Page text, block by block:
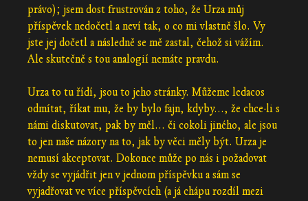
právo); jsem dost frustrován z toho, že Urza můj
příspěvek nedočetl a neví tak, o co mi vlastně šlo. Vy
jste jej dočetl a následně se mě zastal, čehož si vážím.
Ale skutečně s tou analogií nemáte pravdu.
Urza to tu řídí, jsou to jeho stránky. Můžeme ledacos
odmítat, říkat mu, že by bylo fajn, kdyby..., že chce-li s
námi diskutovat, pak by měl... či cokoli jiného, ale jsou
to jen naše názory na to, jak by věci měly být. Urza je
nemusí akceptovat. Dokonce může po nás i požadovat
vždy se vyjádřit jen v jednom příspěvku a sám se
vyjadřovat ve více příspěvcích (a já chápu rozdíl mezi